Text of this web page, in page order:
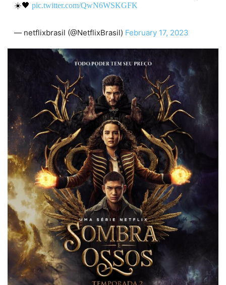
☀️🖤 pic.twitter.com/QwN6WSKGFK
— netflixbrasil (@NetflixBrasil) February 17, 2023